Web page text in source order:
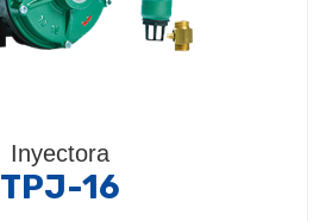
Inyectora
TPJ-16